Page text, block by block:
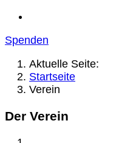
Spenden
Aktuelle Seite:
Startseite
Verein
Der Verein